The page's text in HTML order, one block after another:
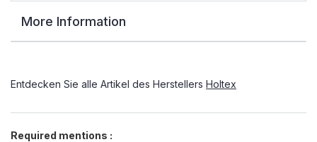
More Information
Entdecken Sie alle Artikel des Herstellers Holtex
Required mentions :